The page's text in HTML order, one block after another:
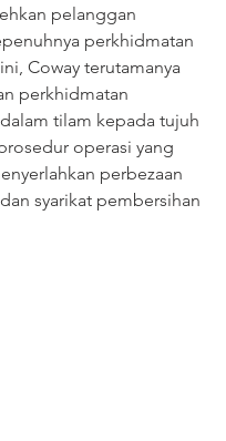
pelanggan
perkhidmatan
Coway terutamanya
perkhidmatan
tilam kepada tujuh
operasi yang
perbezaan
syarikat pembersihan